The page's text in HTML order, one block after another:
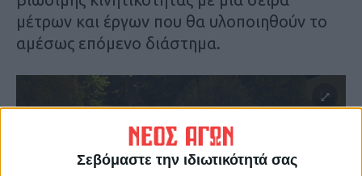
Σεβόμαστε την ιδιωτικότητά σας
μέτρων και έργων που θα υλοποιηθούν το
αμέσως επόμενο διάστημα.